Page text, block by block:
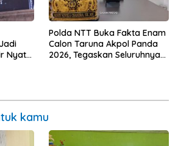
Nyata
Polda NTT Buka Fakta Enam
Calon Taruna Akpol Panda
2026, Tegaskan Seluruhnya
kamu